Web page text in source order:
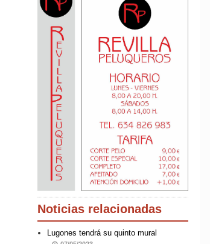
Noticias relacionadas
Lugones tendrá su quinto mural